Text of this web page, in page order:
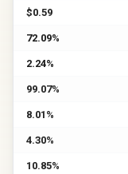
$0.59
72.09%
2.24%
99.07%
8.01%
4.30%
10.85%